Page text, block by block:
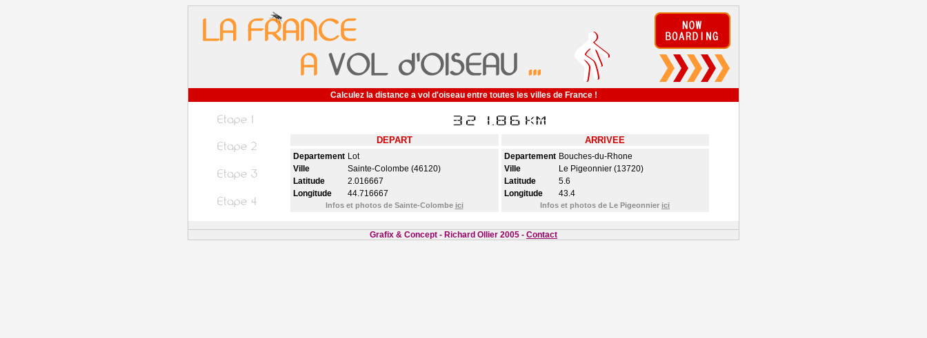
Calculez la distance a vol d'oiseau entre toutes les villes de France !
DEPART ARRIVEE
Departement Lot
Ville
Sainte-Colombe (46120)
Latitude
2.016667
Longitude
44.716667
Infos et photos de Sainte-Colombe ici
Departement Bouches-du-Rhone
Ville
Le Pigeonnier (13720)
Latitude
5.6
Longitude
43.4
Infos et photos de Le Pigeonnier ici
Grafix & Concept - Richard Ollier 2005 - Contact